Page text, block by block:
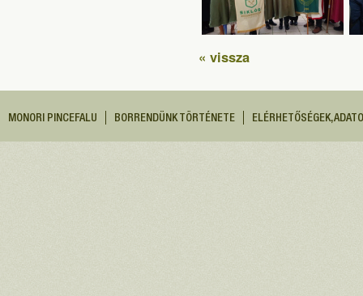
« vissza
MONORI PINCEFALU BORRENDÜNK TÖRTÉNETE ELÉRHETŐSÉGEK,